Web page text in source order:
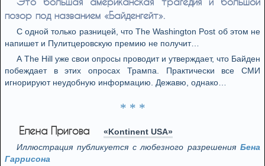
позор под названием «Байденгейт».
С одной только разницей, что The Washington Post об этом не
напишет и Пулитцеровскую премию не получит…
А The Hill уже свои опросы проводит и утверждает, что Байден
побеждает в этих опросах Трампа. Практически все СМИ
игнорируют неудобную информацию. Дежавю, однако…
* * *
Елена Пригова
«Kontinent USA»
Иллюстрация публикуется с любезного разрешения Бена
Гаррисона